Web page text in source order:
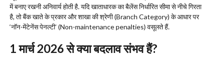
में बनाए रखनी अनिवार्य होती है. यदि खाताधारक का बैलेंस निर्धारित सीमा से नीचे गिरता
है, तो बैंक खाते के प्रकार और शाखा की श्रेणी (Branch Category) के आधार पर
‘नॉन-मेंटेनेंस पेनल्टी’ (Non-maintenance penalties) वसूलते हैं.
1 मार्च 2026 से क्या बदलाव संभव हैं?